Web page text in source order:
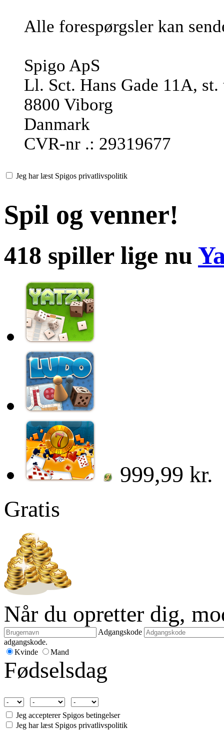
Alle forespørgsler kan
Spigo ApS
Ll. Sct. Hans Gade 11A, st.
8800 Viborg
Danmark
CVR-nr .: 29319677
Jeg har læst Spigos privatlivspolitik
Spil og venner!
418 spiller lige nu
999,99 kr.
Gratis
Når du opretter dig,
Adgangskode
adgangskode.
Kvinde
Mand
Fødselsdag
Jeg accepterer Spigos betingelser
Jeg har læst Spigos privatlivspolitik